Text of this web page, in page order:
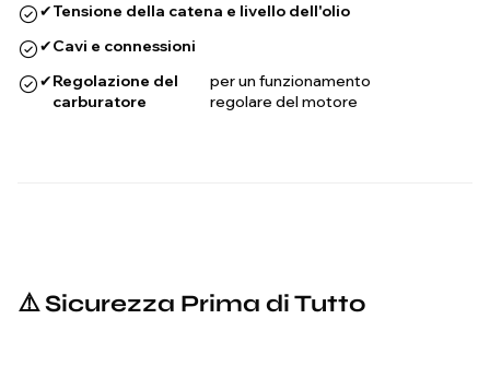
✔Tensione della catena e livello dell'olio
✔Cavi e connessioni
✔Regolazione del
carburatore
per un funzionamento
regolare del motore
⚠️ Sicurezza Prima di Tutto